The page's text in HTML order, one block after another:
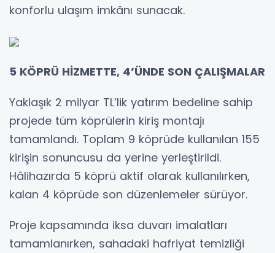
konforlu ulaşım imkânı sunacak.
5 KÖPRÜ HİZMETTE, 4’ÜNDE SON ÇALIŞMALAR
Yaklaşık 2 milyar TL’lik yatırım bedeline sahip
projede tüm köprülerin kiriş montajı
tamamlandı. Toplam 9 köprüde kullanılan 155
kirişin sonuncusu da yerine yerleştirildi.
Hâlihazırda 5 köprü aktif olarak kullanılırken,
kalan 4 köprüde son düzenlemeler sürüyor.
Proje kapsamında iksa duvarı imalatları
tamamlanırken, sahadaki hafriyat temizliği